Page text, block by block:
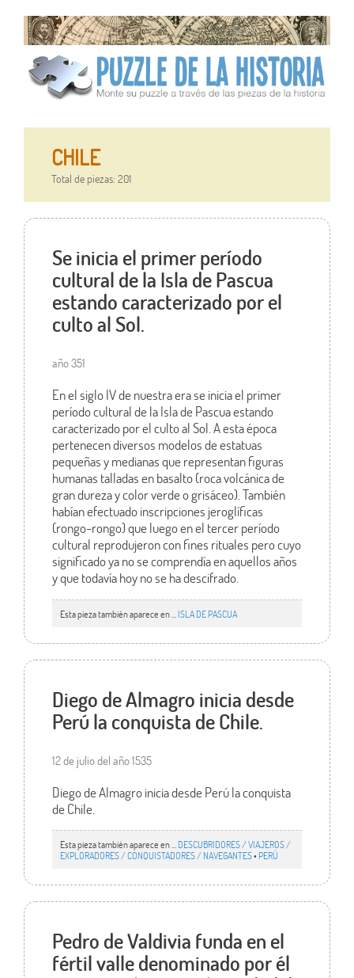
CHILE
Total de piezas: 201
Se inicia el primer período
cultural de la Isla de Pascua
estando caracterizado por el
culto al Sol.
año 351
En el siglo IV de nuestra era se inicia el primer
período cultural de la Isla de Pascua estando
caracterizado por el culto al Sol. A esta época
pertenecen diversos modelos de estatuas
pequeñas y medianas que representan figuras
humanas talladas en basalto (roca volcánica de
gran dureza y color verde o grisáceo). También
habían efectuado inscripciones jeroglíficas
(rongo-rongo) que luego en el tercer período
cultural reprodujeron con fines rituales pero cuyo
significado ya no se comprendía en aquellos años
y que todavía hoy no se ha descifrado.
Esta pieza también aparece en ... ISLA DE PASCUA
Diego de Almagro inicia desde
Perú la conquista de Chile.
12 de julio del año 1535
Diego de Almagro inicia desde Perú la conquista
de Chile.
Esta pieza también aparece en ... DESCUBRIDORES / VIAJEROS /
EXPLORADORES / CONQUISTADORES / NAVEGANTES• PERÚ
Pedro de Valdivia funda en el
fértil valle denominado por él